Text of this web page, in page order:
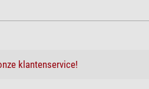
klantenservice!